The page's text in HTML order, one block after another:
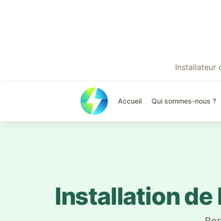
Installateur
Accueil Qui sommes-nous ?
Installation de